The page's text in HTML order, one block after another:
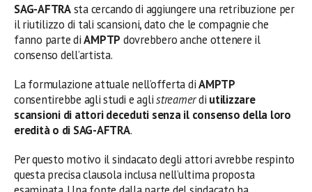
SAG-AFTRAsta cercando di aggiungere una retribuzione per
il riutilizzo di tali scansioni, dato che le compagnie che
fanno parte diAMPTP dovrebbero anche ottenere il
consenso dell’artista.
La formulazione attuale nell’offerta diAMPTP
consentirebbe agli studi e aglistreamerdi utilizzare
scansioni di attori deceduti senza il consenso della loro
eredità o di SAG-AFTRA.
Per questo motivo il sindacato degli attori avrebbe respinto
questa precisa clausola inclusa nell’ultima proposta